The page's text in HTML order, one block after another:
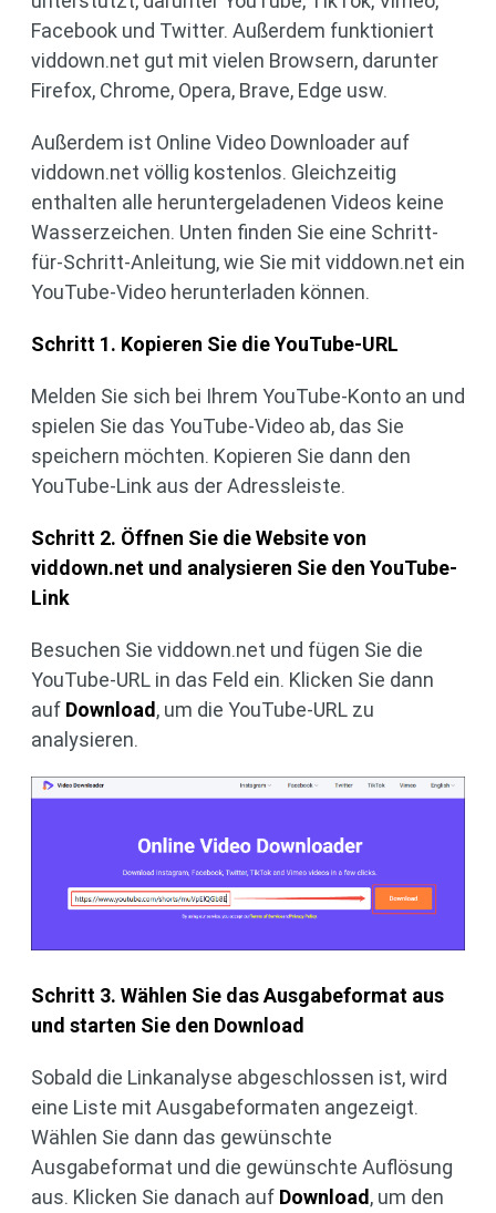
Facebook und Twitter. Außerdem funktioniert
viddown.net gut mit vielen Browsern, darunter
Firefox, Chrome, Opera, Brave, Edge usw.
Außerdem ist Online Video Downloader auf
viddown.net völlig kostenlos. Gleichzeitig
enthalten alle heruntergeladenen Videos keine
Wasserzeichen. Unten finden Sie eine Schritt-
für-Schritt-Anleitung, wie Sie mit viddown.net ein
YouTube-Video herunterladen können.
Schritt 1. Kopieren Sie die YouTube-URL
Melden Sie sich bei Ihrem YouTube-Konto an und
spielen Sie das YouTube-Video ab, das Sie
speichern möchten. Kopieren Sie dann den
YouTube-Link aus der Adressleiste.
Schritt 2. Öffnen Sie die Website von
viddown.net und analysieren Sie den YouTube-
Link
Besuchen Sie viddown.net und fügen Sie die
YouTube-URL in das Feld ein. Klicken Sie dann
auf Download, um die YouTube-URL zu
analysieren.
Schritt 3. Wählen Sie das Ausgabeformat aus
und starten Sie den Download
Sobald die Linkanalyse abgeschlossen ist, wird
eine Liste mit Ausgabeformaten angezeigt.
Wählen Sie dann das gewünschte
Ausgabeformat und die gewünschte Auflösung
aus. Klicken Sie danach auf Download, um den